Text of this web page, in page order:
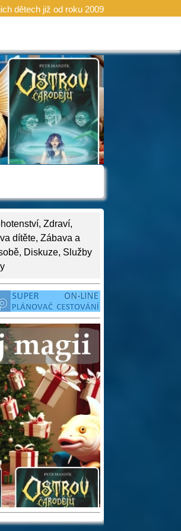
dětech již od roku 2009
, Zdraví,
dítěte, Zábava a
, Diskuze, Služby